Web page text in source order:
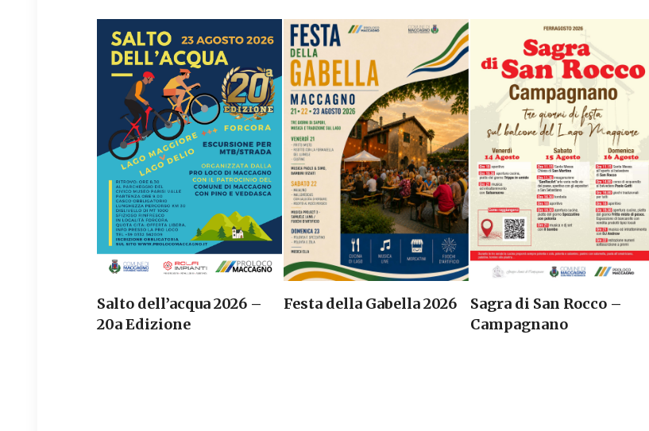
Salto dell’acqua 2026 –
20a Edizione
Festa della Gabella 2026
Sagra di San Rocco –
Campagnano